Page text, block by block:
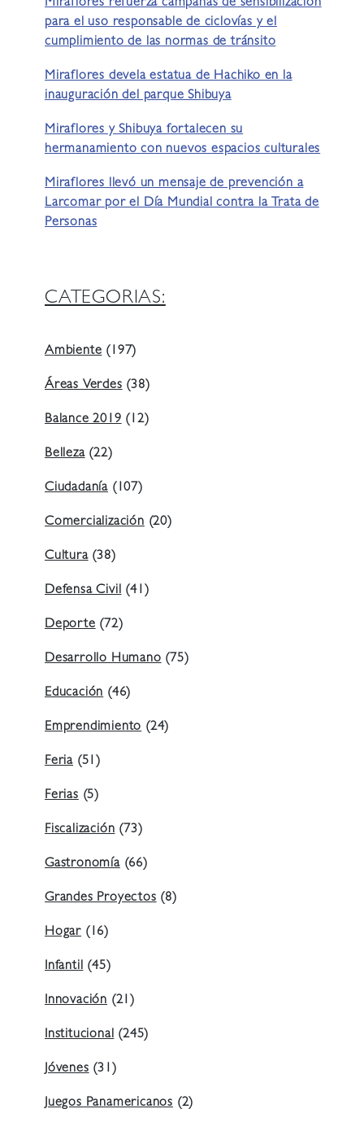
Miraflores refuerza campañas de sensibilización
para el uso responsable de ciclovías y el
cumplimiento de las normas de tránsito
Miraflores devela estatua de Hachiko en la
inauguración del parque Shibuya
Miraflores y Shibuya fortalecen su
hermanamiento con nuevos espacios culturales
Miraflores llevó un mensaje de prevención a
Larcomar por el Día Mundial contra la Trata de
Personas
CATEGORIAS:
Ambiente (197)
Áreas Verdes (38)
Balance 2019 (12)
Belleza(22)
Ciudadanía (107)
Comercialización (20)
Cultura(38)
Defensa Civil (41)
Deporte (72)
Desarrollo Humano (75)
Educación (46)
Emprendimiento (24)
Feria (51)
Ferias (5)
Fiscalización (73)
Gastronomía(66)
Grandes Proyectos (8)
Hogar (16)
Infantil (45)
Innovación (21)
Institucional (245)
Jóvenes (31)
Juegos Panamericanos (2)